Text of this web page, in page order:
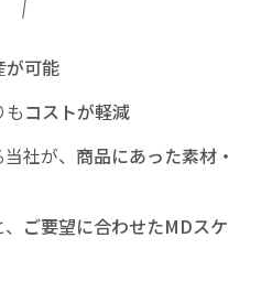
が可能
もコストが軽減
社が、 商品にあった素材・
ご要望に合わせたMDスケ